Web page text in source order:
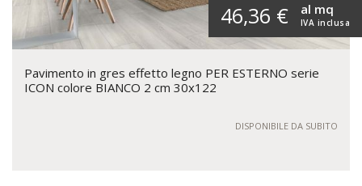
46,36 € IVA inclusa
al mq
Pavimento in gres effetto legno PER ESTERNO serie
ICON colore BIANCO 2 cm 30x122
DISPONIBILE DA SUBITO